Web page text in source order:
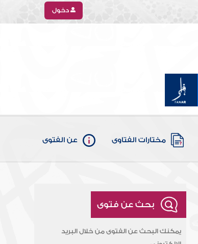
دخول
مختارات الفتاوى عن الفتوى
بحث عن فتوى
يمكنك البحث عن الفتوى من خلال البريد